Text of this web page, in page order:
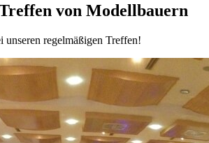
von Modellbauern
unseren regelmäßigen Treffen!